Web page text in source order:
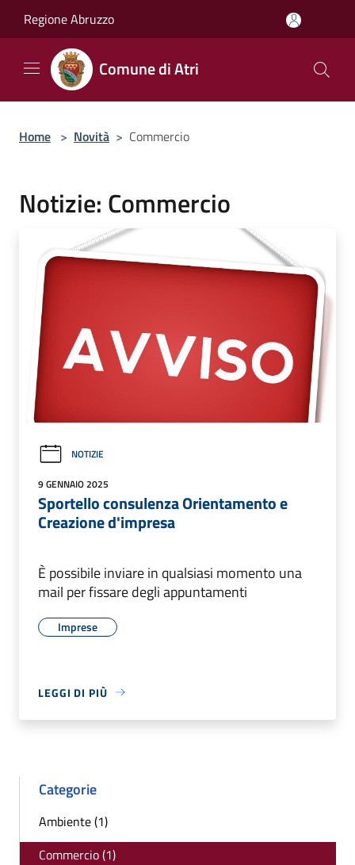
Regione Abruzzo
Comune di Atri
Home > Novità > Commercio
Notizie: Commercio
NOTIZIE
9 GENNAIO 2025
Sportello consulenza Orientamento e
Creazione d'impresa
È possibile inviare in qualsiasi momento una
mail per fissare degli appuntamenti
Imprese
LEGGI DI PIÙ
Categorie
Ambiente (1)
Commercio (1)